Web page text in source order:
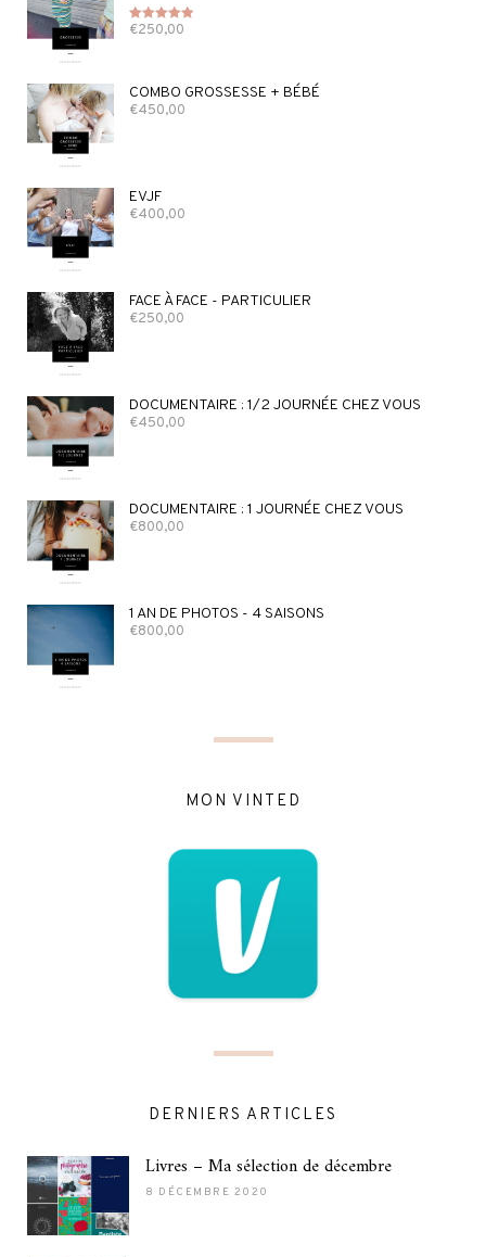
Note5.00
€250,00
COMBO GROSSESSE + BÉBÉ
€450,00
EVJF
€400,00
FACE À FACE - PARTICULIER
€250,00
DOCUMENTAIRE : 1/2 JOURNÉE CHEZ VOUS
€450,00
DOCUMENTAIRE : 1 JOURNÉE CHEZ VOUS
€800,00
1 AN DE PHOTOS - 4 SAISONS
€800,00
MON VINTED
DERNIERS ARTICLES
Livres – Ma sélection de décembre
8 DÉCEMBRE 2020